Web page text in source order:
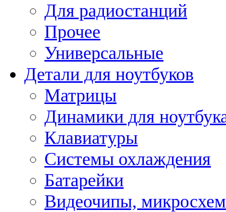
Для радиостанций
Прочее
Универсальные
Детали для ноутбуков
Матрицы
Динамики для
Клавиатуры
Системы охлаждения
Батарейки
Видеочипы,